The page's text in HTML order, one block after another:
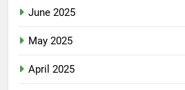
June 2025
May 2025
April 2025